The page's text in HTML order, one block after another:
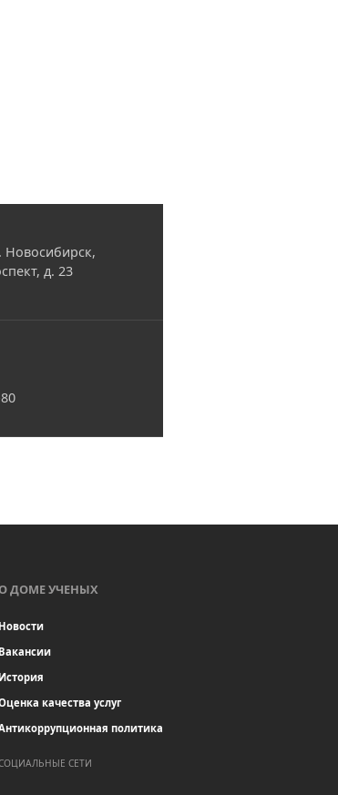
Новосибирск,
д. 23
ДОМЕ УЧЕНЫХ
Новости
Вакансии
История
качества услуг
политика
СЕТИ